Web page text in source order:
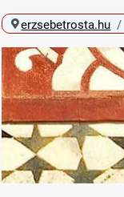
erzsebetrosta.hu